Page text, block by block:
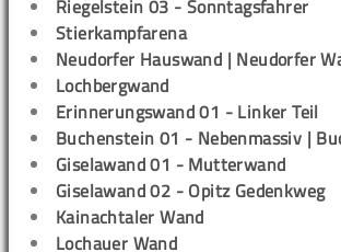
Riegelstein 03 - Sonntagsfahrer
Stierkampfarena
Neudorfer Hauswand | Neudorfer
Lochbergwand
Erinnerungswand 01 - Linker Teil
Buchenstein 01 - Nebenmassiv |
Giselawand 01 - Mutterwand
Giselawand 02 - Opitz Gedenkweg
Kainachtaler Wand
Lochauer Wand